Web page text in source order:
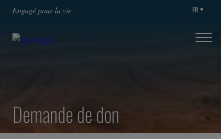
Engagé pour la vie FR
Demande de don